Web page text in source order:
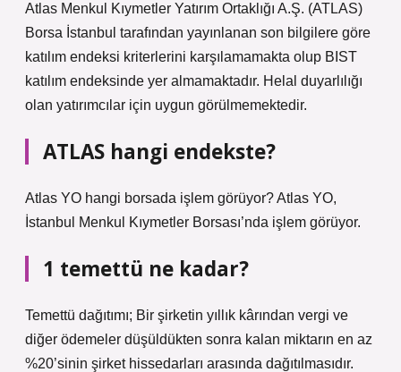
Atlas Menkul Kıymetler Yatırım Ortaklığı A.Ş. (ATLAS)
Borsa İstanbul tarafından yayınlanan son bilgilere göre
katılım endeksi kriterlerini karşılamamakta olup BIST
katılım endeksinde yer almamaktadır. Helal duyarlılığı
olan yatırımcılar için uygun görülmemektedir.
ATLAS hangi endekste?
Atlas YO hangi borsada işlem görüyor? Atlas YO,
İstanbul Menkul Kıymetler Borsası’nda işlem görüyor.
1 temettü ne kadar?
Temettü dağıtımı; Bir şirketin yıllık kârından vergi ve
diğer ödemeler düşüldükten sonra kalan miktarın en az
%20’sinin şirket hissedarları arasında dağıtılmasıdır.